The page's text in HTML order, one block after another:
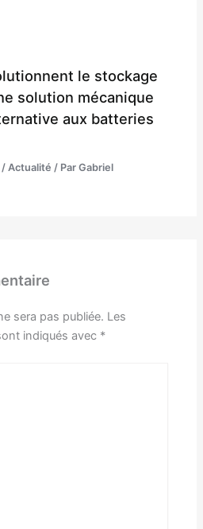
le stockage
solution mécanique
aux batteries
/ Actualité / ParGabriel
sera pas publiée. Les
indiqués avec *